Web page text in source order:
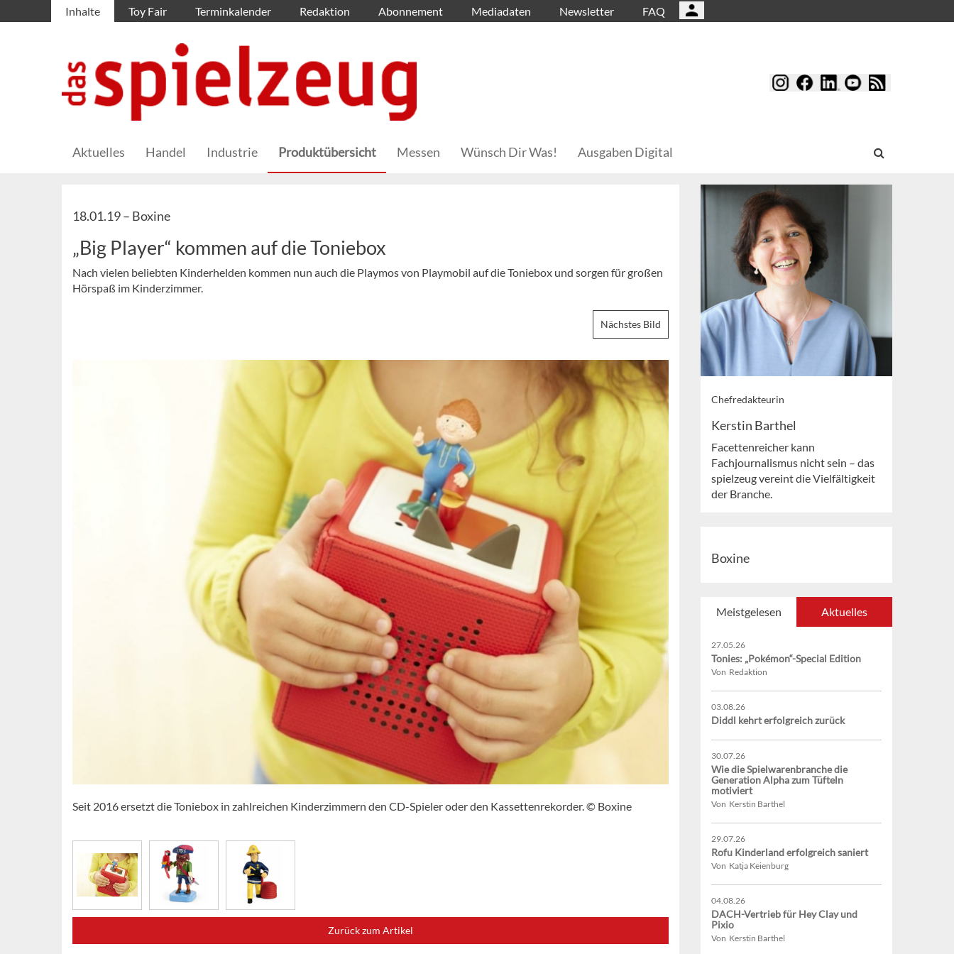
Inhalte Toy Fair Terminkalender Redaktion Abonnement Mediadaten Newsletter FAQ
Aktuelles Handel Industrie Produktübersicht Messen Wünsch Dir Was! Ausgaben Digital
18.01.19 – Boxine
„Big Player“ kommen auf die Toniebox
Nach vielen beliebten Kinderhelden kommen nun auch die Playmos von Playmobil auf die Toniebox und sorgen für großen
Hörspaß im Kinderzimmer.
Nächstes Bild
Seit 2016 ersetzt die Toniebox in zahlreichen Kinderzimmern den CD-Spieler oder den Kassettenrekorder. © Boxine
Zurück zum Artikel
Chefredakteurin
Kerstin Barthel
Facettenreicher kann
Fachjournalismus nicht sein – das
spielzeug vereint die Vielfältigkeit
der Branche.
Boxine
Meistgelesen Aktuelles
27.05.26
Tonies: „Pokémon“-Special Edition
Von Redaktion
03.08.26
Diddl kehrt erfolgreich zurück
30.07.26
Wie die Spielwarenbranche die
Generation Alpha zum Tüfteln
motiviert
Von Kerstin Barthel
29.07.26
Rofu Kinderland erfolgreich saniert
Von Katja Keienburg
04.08.26
DACH-Vertrieb für Hey Clay und
Pixio
Von Kerstin Barthel